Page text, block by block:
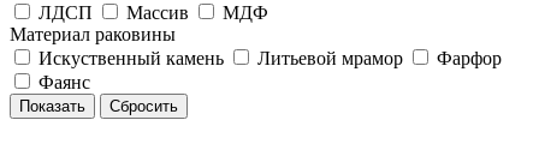
ЛДСП
Массив
МДФ
Материал раковины
Искуственный камень
Литьевой мрамор
Фарфор
Фаянс